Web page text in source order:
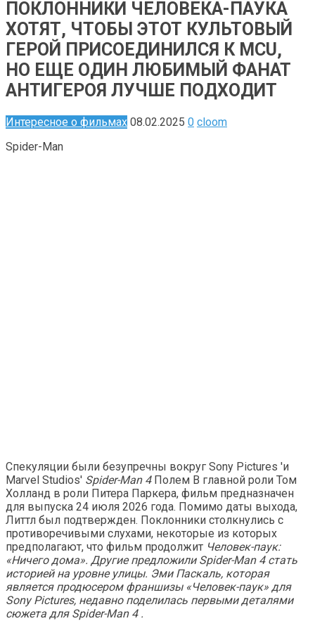
ПОКЛОННИКИ ЧЕЛОВЕКА-ПАУКА
ХОТЯТ, ЧТОБЫ ЭТОТ КУЛЬТОВЫЙ
ГЕРОЙ ПРИСОЕДИНИЛСЯ К MCU,
НО ЕЩЕ ОДИН ЛЮБИМЫЙ ФАНАТ
АНТИГЕРОЯ ЛУЧШЕ ПОДХОДИТ
Интересное о фильмах 08.02.2025 0 cloom
Spider-Man
Спекуляции были безупречны вокруг Sony Pictures 'и
Marvel Studios' Spider-Man 4 Полем В главной роли Том
Холланд в роли Питера Паркера, фильм предназначен
для выпуска 24 июля 2026 года. Помимо даты выхода,
Литтл был подтвержден. Поклонники столкнулись с
противоречивыми слухами, некоторые из которых
предполагают, что фильм продолжит Человек-паук:
«Ничего дома». Другие предложили Spider-Man 4 стать
историей на уровне улицы. Эми Паскаль, которая
является продюсером франшизы «Человек-паук» для
Sony Pictures, недавно поделилась первыми деталями
сюжета для Spider-Man 4 .